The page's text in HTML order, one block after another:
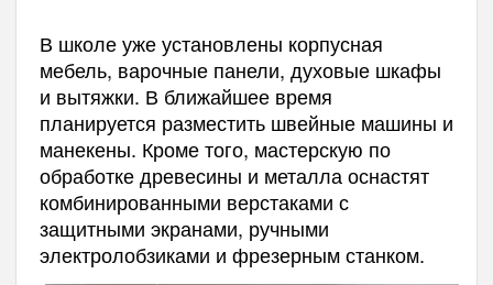
В школе уже установлены корпусная
мебель, варочные панели, духовые шкафы
и вытяжки. В ближайшее время
планируется разместить швейные машины и
манекены. Кроме того, мастерскую по
обработке древесины и металла оснастят
комбинированными верстаками с
защитными экранами, ручными
электролобзиками и фрезерным станком.